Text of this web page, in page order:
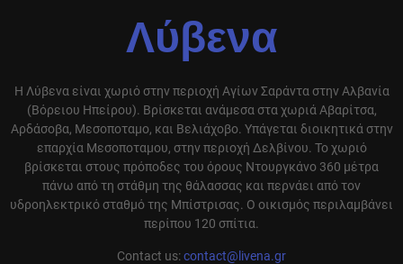
Λύβενα
Η Λύβενα είναι χωριό στην περιοχή Αγίων Σαράντα στην Αλβανία
(Βόρειου Ηπείρου). Βρίσκεται ανάμεσα στα χωριά Αβαρίτσα,
Αρδάσοβα, Μεσοποταμο, και Βελιάχοβο. Υπάγεται διοικητικά στην
επαρχία Μεσοποταμου, στην περιοχή Δελβίνου. Το χωριό
βρίσκεται στους πρόποδες του όρους Ντουργκάνο 360 μέτρα
πάνω από τη στάθμη της θάλασσας και περνάει από τον
υδροηλεκτρικό σταθμό της Μπίστρισας. Ο οικισμός περιλαμβάνει
περίπου 120 σπίτια.
Contact us:contact@livena.gr